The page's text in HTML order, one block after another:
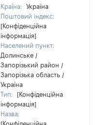
Країна:
Україна
Поштовий індекс:
[Конфіденційна
інформація]
Населений пункт:
Долинське /
Запорізький район /
Запорізька область /
Україна
Тип:
[Конфіденційна
інформація]
Назва:
[Конфіденційна